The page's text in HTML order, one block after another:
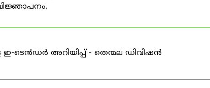
ടെൻഡർ അറിയിപ്പ് - തെന്മല ഡിവിഷൻ